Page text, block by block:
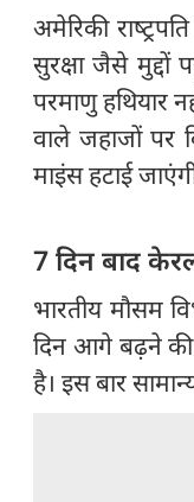
अमेरिकी
सुरक्षा जैसे
परमाणु हथियार
वाले जहाजों पर
माइंस हटाई
7 दिन बाद
भारतीय मौसम
दिन आगे बढ़ने
है। इस बार